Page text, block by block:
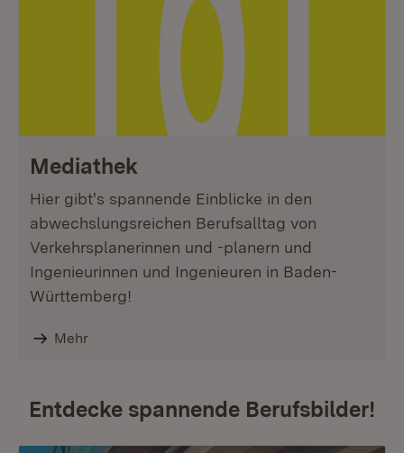
Mediathek
Hier gibt's spannende Einblicke in den
abwechslungsreichen Berufsalltag von
Verkehrsplanerinnen und -planern und
Ingenieurinnen und Ingenieuren in Baden-
Württemberg!
Mehr
Entdecke spannende Berufsbilder!